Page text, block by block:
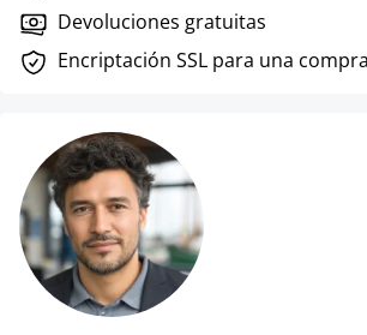
Devoluciones gratuitas
Encriptación SSL para una